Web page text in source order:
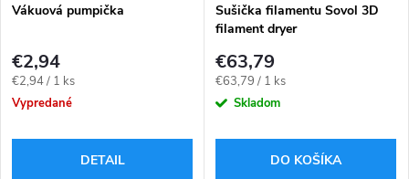
Vákuová pumpička
€2,94
Jednotková
cena:
€2,94 / 1 ks
Vypredané
DETAIL
Sušička filamentu Sovol 3D
filament dryer
€63,79
Jednotková
cena:
€63,79 / 1 ks
Skladom
DO KOŠÍKA